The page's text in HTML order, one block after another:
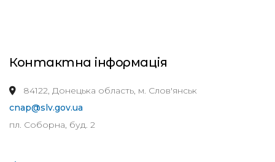
Контактна інформація
84122, Донецька область, м. Слов'янськ
cnap@slv.gov.ua
пл. Соборна, буд. 2